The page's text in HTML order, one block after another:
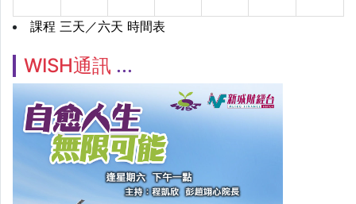
課程 三天／六天 時間表
WISH通訊